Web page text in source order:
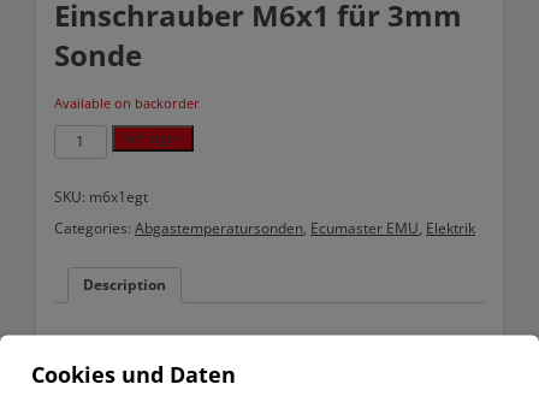
Einschrauber M6x1 für 3mm
Sonde
Available on backorder
Einschrauber
M6x1
3mm
quantity
Anfragen
SKU: m6x1egt
Categories: Abgastemperatursonden, Ecumaster EMU, Elektrik
Description
Description
Cookies und Daten